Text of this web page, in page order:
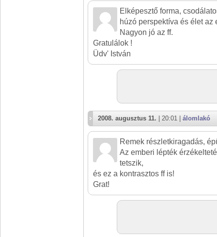
Elképesztő forma,
húzó perspektíva és élet az
Nagyon jó az ff.
Gratulálok !
Üdv' István
2008. augusztus 11. | 20:01 | álomlakó
Remek részletkiragadás,
Az emberi lépték
tetszik,
és ez a kontrasztos ff is!
Grat!